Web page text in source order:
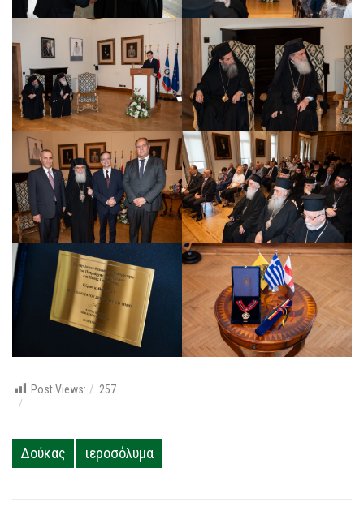
Post Views: 257
Δούκας ιεροσόλυμα